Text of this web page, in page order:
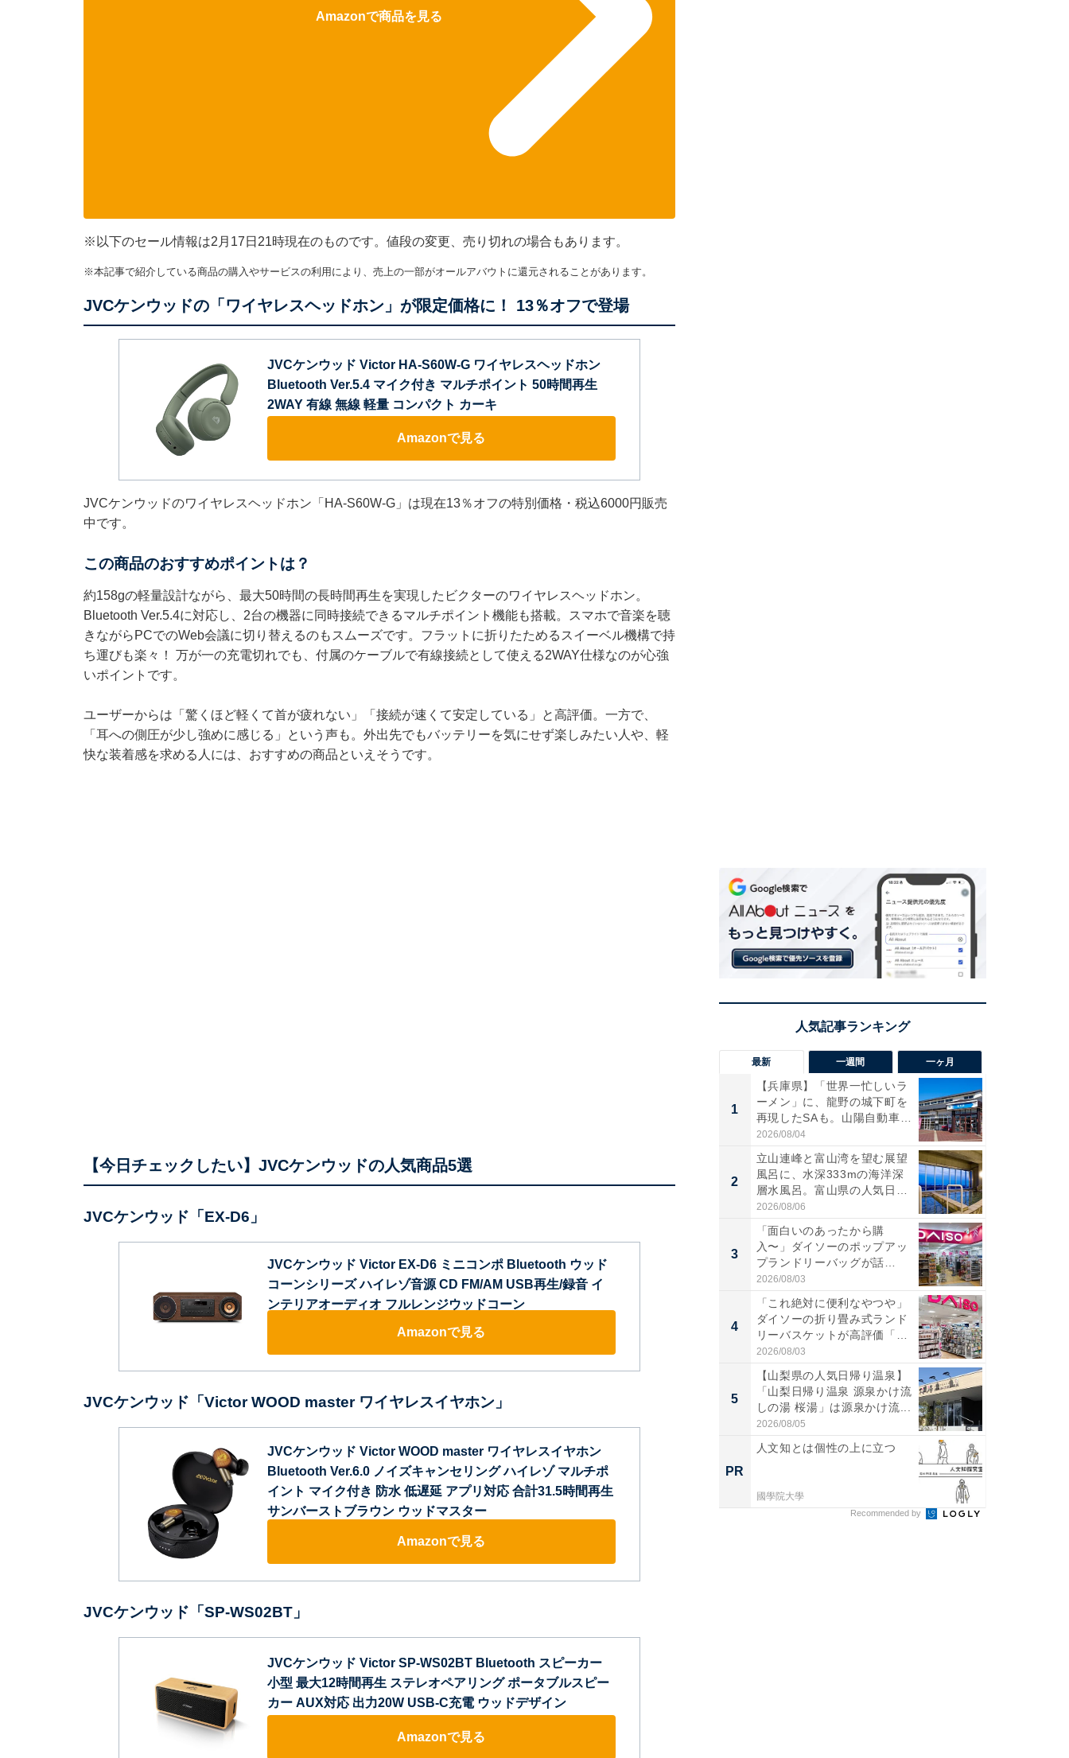
Amazonで商品を見る
※以下のセール情報は2月17日21時現在のものです。値段の変更、売り切れの場合もあります。
※本記事で紹介している商品の購入やサービスの利用により、売上の一部がオールアバウトに還元されることがあります。
JVCケンウッドの「ワイヤレスヘッドホン」が限定価格に！ 13％オフで登場
JVCケンウッド Victor HA-S60W-G ワイヤレスヘッドホン
Bluetooth Ver.5.4 マイク付き マルチポイント 50時間再生
2WAY 有線 無線 軽量 コンパクト カーキ
Amazonで見る
JVCケンウッドのワイヤレスヘッドホン「HA-S60W-G」は現在13％オフの特別価格・税込6000円販売
中です。
この商品のおすすめポイントは？
約158gの軽量設計ながら、最大50時間の長時間再生を実現したビクターのワイヤレスヘッドホン。
Bluetooth Ver.5.4に対応し、2台の機器に同時接続できるマルチポイント機能も搭載。スマホで音楽を聴
きながらPCでのWeb会議に切り替えるのもスムーズです。フラットに折りたためるスイーベル機構で持
ち運びも楽々！ 万が一の充電切れでも、付属のケーブルで有線接続として使える2WAY仕様なのが心強
いポイントです。
ユーザーからは「驚くほど軽くて首が疲れない」「接続が速くて安定している」と高評価。一方で、
「耳への側圧が少し強めに感じる」という声も。外出先でもバッテリーを気にせず楽しみたい人や、軽
快な装着感を求める人には、おすすめの商品といえそうです。
【今日チェックしたい】JVCケンウッドの人気商品5選
JVCケンウッド「EX-D6」
JVCケンウッド Victor EX-D6 ミニコンポ Bluetooth ウッド
コーンシリーズ ハイレゾ音源 CD FM/AM USB再生/録音 イ
ンテリアオーディオ フルレンジウッドコーン
Amazonで見る
JVCケンウッド「Victor WOOD master ワイヤレスイヤホン」
JVCケンウッド Victor WOOD master ワイヤレスイヤホン
Bluetooth Ver.6.0 ノイズキャンセリング ハイレゾ マルチポ
イント マイク付き 防水 低遅延 アプリ対応 合計31.5時間再生
サンバーストブラウン ウッドマスター
Amazonで見る
JVCケンウッド「SP-WS02BT」
JVCケンウッド Victor SP-WS02BT Bluetooth スピーカー
小型 最大12時間再生 ステレオペアリング ポータブルスピー
カー AUX対応 出力20W USB-C充電 ウッドデザイン
Amazonで見る
最新 一週間 一ヶ月
1
【兵庫県】「世界一忙しいラ
ーメン」に、龍野の城下町を
再現したSAも。山陽自動車
道...
2026/08/04
2
立山連峰と富山湾を望む展望
風呂に、水深333mの海洋深
層水風呂。富山県の人気日
帰...
2026/08/06
3
「面白いのあったから購
入〜」ダイソーのポップアッ
プランドリーバッグが話
題。“さま...
2026/08/03
4
「これ絶対に便利なやつや」
ダイソーの折り畳み式ランド
リーバスケットが高評価「使
わ...
2026/08/03
5
【山梨県の人気日帰り温泉】
「山梨日帰り温泉 源泉かけ流
しの湯 桜湯」は源泉かけ流...
2026/08/05
PR
人文知とは個性の上に立つ
國學院大學
Recommended by